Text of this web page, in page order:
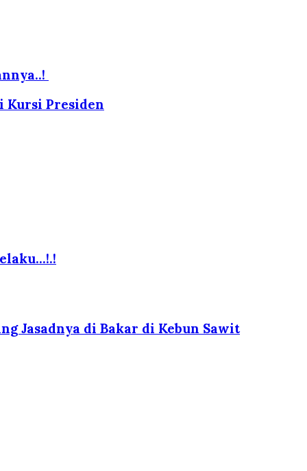
Kursi Presiden
Jasadnya di Bakar di Kebun Sawit